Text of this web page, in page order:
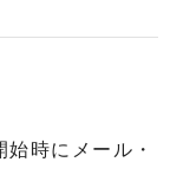
時にメール・